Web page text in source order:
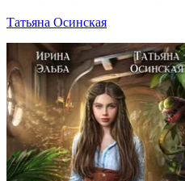
Татьяна Осинская